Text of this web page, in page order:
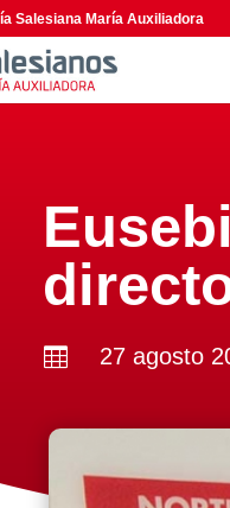
Salesiana María Auxiliadora
 27 agosto